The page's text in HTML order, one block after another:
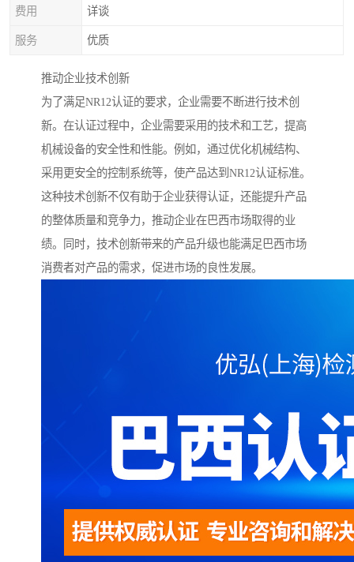
费用 详谈
服务 优质
推动企业技术创新
为了满足NR12认证的要求，企业需要不断进行技术创
新。在认证过程中，企业需要采用的技术和工艺，提高
机械设备的安全性和性能。例如，通过优化机械结构、
采用更安全的控制系统等，使产品达到NR12认证标准。
这种技术创新不仅有助于企业获得认证，还能提升产品
的整体质量和竞争力，推动企业在巴西市场取得的业
绩。同时，技术创新带来的产品升级也能满足巴西市场
消费者对产品的需求，促进市场的良性发展。